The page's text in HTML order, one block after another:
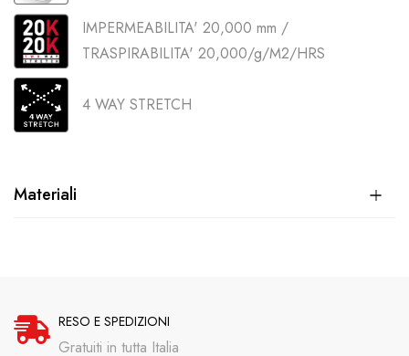
IMPERMEABILITA' 20,000 mm /
TRASPIRABILITA' 20,000/g/M2/HRS
4 WAY STRETCH
Materiali
RESO E SPEDIZIONI
Gratuiti in tutta Italia